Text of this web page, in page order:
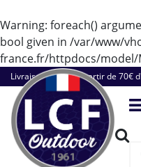
Warning: foreach()
bool given in /var/www/
france.fr/httpdocs/model/
Livraison offerte à partir de 70€